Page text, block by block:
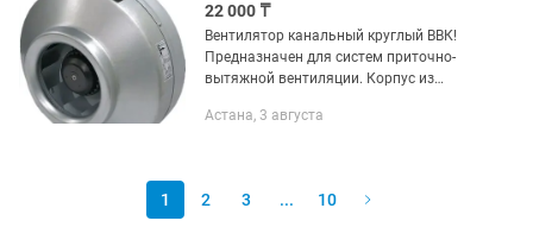
22 000 ₸
Вентилятор канальный круглый ВВК!
Предназначен для систем приточно-
вытяжной вентиляции. Корпус из
оборудование для различных
Астана, 3 августа
1 2 3 ... 10